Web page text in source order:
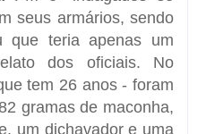
seus armários, sendo
que teria apenas um
dos oficiais. No
tem 26 anos - foram
gramas de maconha,
um dichavador e uma